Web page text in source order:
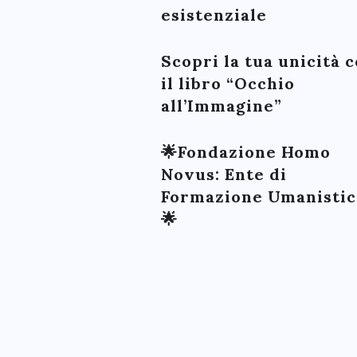
esistenziale
Scopri la tua unicità
il libro “Occhio
all’Immagine”
🌟Fondazione Homo
Novus: Ente di
Formazione
🌟